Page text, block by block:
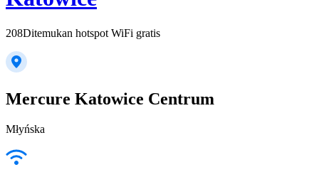
208Ditemukan hotspot WiFi gratis
Mercure Katowice Centrum
Młyńska